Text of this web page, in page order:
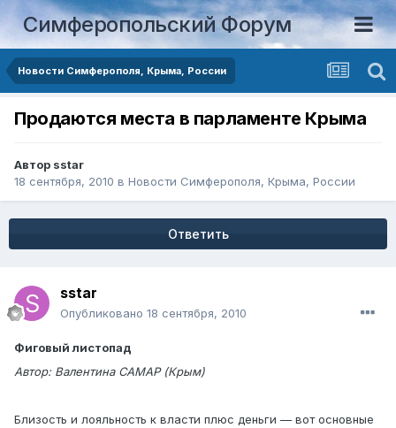
Симферопольский Форум
Новости Симферополя, Крыма, России
Продаются места в парламенте Крыма
Автор sstar
18 сентября, 2010 в Новости Симферополя, Крыма, России
Ответить
sstar
Опубликовано 18 сентября, 2010
Фиговый листопад
Автор: Валентина САМАР (Крым)
Близость и лояльность к власти плюс деньги — вот основные